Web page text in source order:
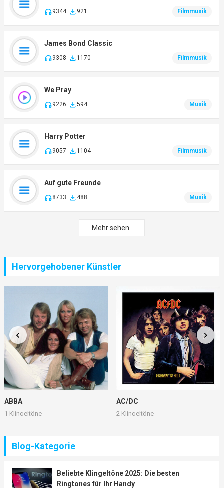
9344 921 Filmmusik
James Bond Classic
9308 1170 Filmmusik
We Pray
9226 594 Musik
Harry Potter
9057 1104 Filmmusik
Auf gute Freunde
8733 488 Musik
Mehr sehen
Hervorgehobener Künstler
ABBA
1 Klingeltöne
AC/DC
2 Klingeltöne
Blog-Kategorie
Beliebte Klingeltöne 2025: Die besten
Ringtones für Ihr Handy